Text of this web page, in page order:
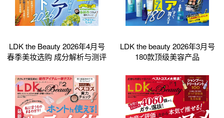
LDK the Beauty 2026年4月号
春季美妆选购 成分解析与测评
LDK the beauty 2026年3月号
180款顶级美容产品